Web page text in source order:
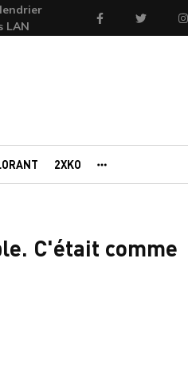
LAN
FacebookTwitter
2XKO
C'était comme